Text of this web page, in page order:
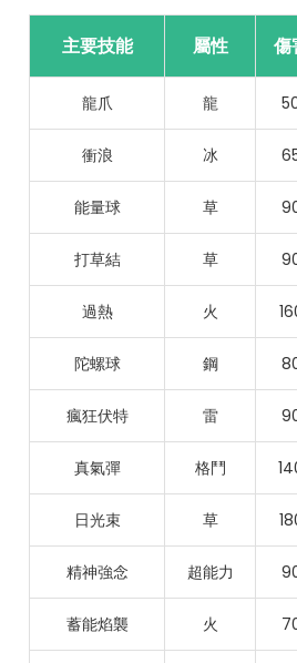
主要技能 屬性 傷
龍爪 龍
衝浪 冰
能量球 草
打草結 草
過熱 火
陀螺球 鋼
瘋狂伏特 雷
真氣彈 格鬥
日光束 草
精神強念 超能力
蓄能焰襲 火